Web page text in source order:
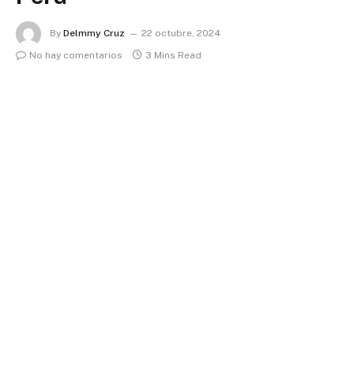
By Delmmy Cruz
22 octubre, 2024
No hay comentarios
3 Mins Read